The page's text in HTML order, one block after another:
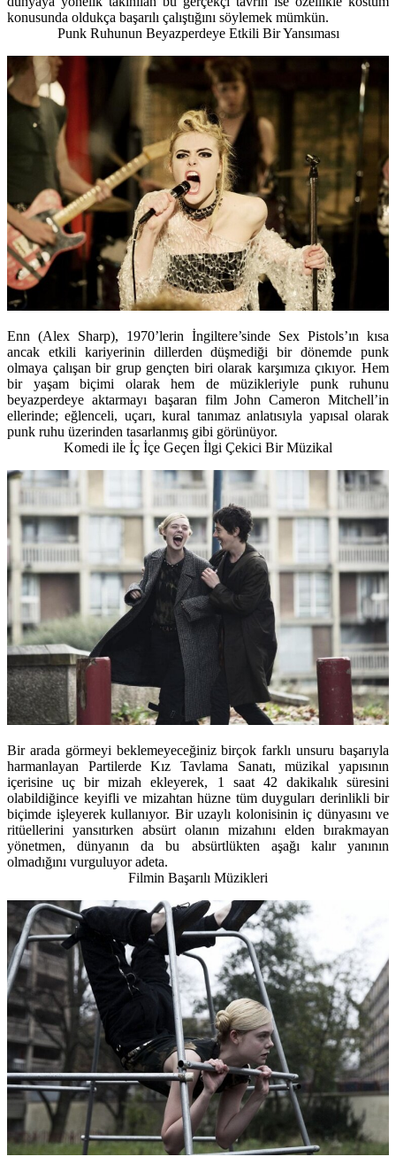
konusunda oldukça başarılı çalıştığını söylemek mümkün.
Punk Ruhunun Beyazperdeye Etkili Bir Yansıması
Enn (Alex Sharp), 1970’lerin İngiltere’sinde Sex Pistols’ın kısa
ancak etkili kariyerinin dillerden düşmediği bir dönemde punk
olmaya çalışan bir grup gençten biri olarak karşımıza çıkıyor. Hem
bir yaşam biçimi olarak hem de müzikleriyle punk ruhunu
beyazperdeye aktarmayı başaran film John Cameron Mitchell’in
ellerinde; eğlenceli, uçarı, kural tanımaz anlatısıyla yapısal olarak
punk ruhu üzerinden tasarlanmış gibi görünüyor.
Komedi ile İç İçe Geçen İlgi Çekici Bir Müzikal
Bir arada görmeyi beklemeyeceğiniz birçok farklı unsuru başarıyla
harmanlayan Partilerde Kız Tavlama Sanatı, müzikal yapısının
içerisine uç bir mizah ekleyerek, 1 saat 42 dakikalık süresini
olabildiğince keyifli ve mizahtan hüzne tüm duyguları derinlikli bir
biçimde işleyerek kullanıyor. Bir uzaylı kolonisinin iç dünyasını ve
ritüellerini yansıtırken absürt olanın mizahını elden bırakmayan
yönetmen, dünyanın da bu absürtlükten aşağı kalır yanının
olmadığını vurguluyor adeta.
Filmin Başarılı Müzikleri